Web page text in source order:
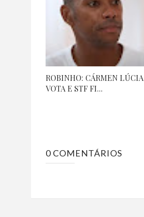
ROBINHO: CÁRMEN LÚCIA
VOTA E STF FI...
0 COMENTÁRIOS